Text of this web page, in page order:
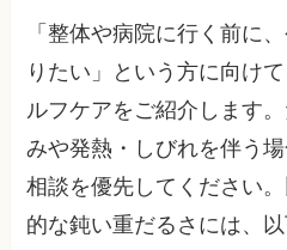
「整体や病院に行く前に
りたい」という方に向け
ルフケアをご紹介します
みや発熱・しびれを伴う
相談を優先してください
的な鈍い重だるさには、